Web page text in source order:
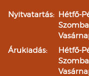
Nyitvatartás:
Hétfő-
Árukiadás:
Hétfő-